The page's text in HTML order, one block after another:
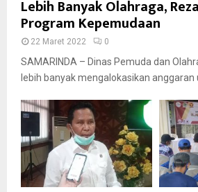
Lebih Banyak Olahraga,
Program Kepemudaan
22 Maret 2022 0
SAMARINDA – Dinas Pemuda dan
lebih banyak mengalokasikan anggaran